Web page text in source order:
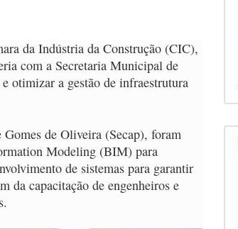
da Indústria da Construção (CIC),
com a Secretaria Municipal de
otimizar a gestão de infraestrutura
de Oliveira (Secap), foram
Modeling (BIM) para
de sistemas para garantir
da capacitação de engenheiros e